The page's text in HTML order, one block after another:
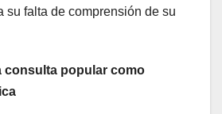
su falta de comprensión de su
consulta popular como